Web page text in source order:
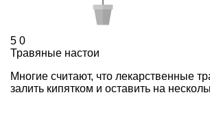
5 0
Травяные настои
Многие считают, что лекарственные
залить кипятком и оставить на